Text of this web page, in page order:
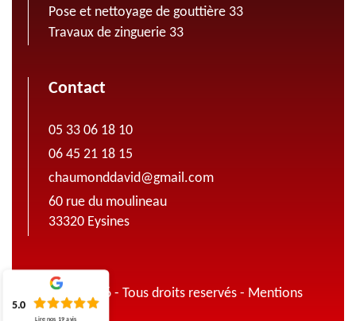
Pose et nettoyage de gouttière 33
Travaux de zinguerie 33
Contact
05 33 06 18 10
06 45 21 18 15
chaumonddavid@gmail.com
60 rue du moulineau
33320 Eysines
© 2022 - 2026 - Tous droits reservés - Mentions
légales
5.0